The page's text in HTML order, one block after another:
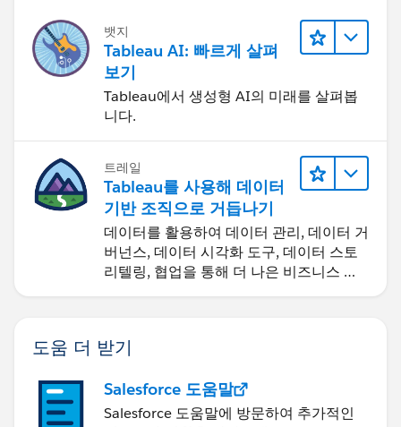
뱃지
Tableau AI: 빠르게 살펴
보기
Tableau에서 생성형 AI의 미래를 살펴봅
니다.
트레일
Tableau를 사용해 데이터
기반 조직으로 거듭나기
데이터를 활용하여 데이터 관리, 데이터 거
버넌스, 데이터 시각화 도구, 데이터 스토
리텔링, 협업을 통해 더 나은 비즈니스 성
도움 더 받기
Salesforce 도움말
Salesforce 도움말에 방문하여 추가적인